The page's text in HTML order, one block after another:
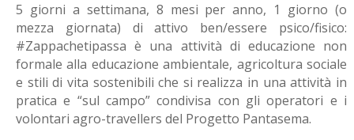
5 giorni a settimana, 8 mesi per anno, 1 giorno (o
mezza giornata) di attivo ben/essere psico/fisico:
#Zappachetipassa è una attività di educazione non
formale alla educazione ambientale, agricoltura sociale
e stili di vita sostenibili che si realizza in una attività in
pratica e “sul campo” condivisa con gli operatori e i
volontari agro-travellers del Progetto Pantasema.